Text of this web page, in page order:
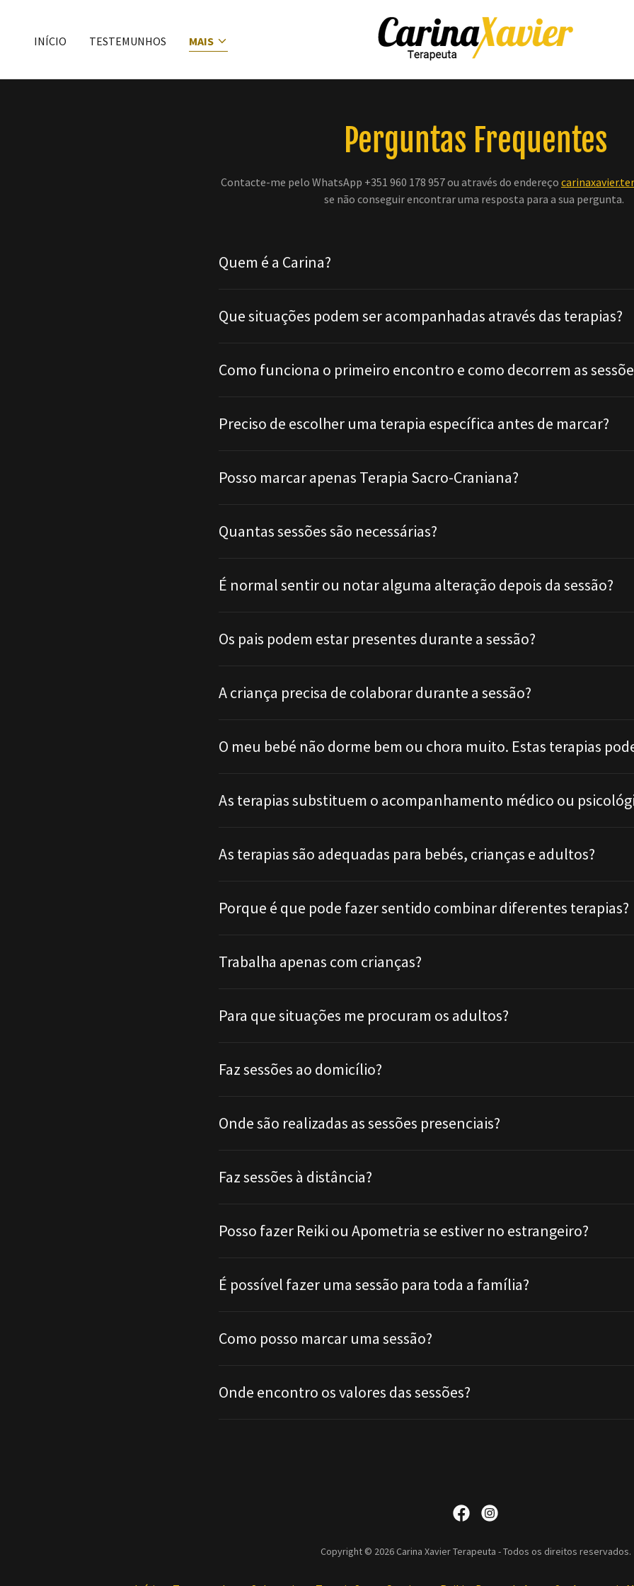
INÍCIO TESTEMUNHOS MAIS
Perguntas Frequentes
Contacte-me pelo WhatsApp +351 960 178 957 ou através do endereço
se não conseguir encontrar uma resposta para a sua pergunta.
Quem é a Carina?
Que situações podem ser acompanhadas através das terapias?
Como funciona o primeiro encontro e como decorrem as
Preciso de escolher uma terapia específica antes de marcar?
Posso marcar apenas Terapia Sacro-Craniana?
Quantas sessões são necessárias?
É normal sentir ou notar alguma alteração depois da sessão?
Os pais podem estar presentes durante a sessão?
A criança precisa de colaborar durante a sessão?
O meu bebé não dorme bem ou chora muito. Estas terapias
As terapias substituem o acompanhamento médico ou
As terapias são adequadas para bebés, crianças e adultos?
Porque é que pode fazer sentido combinar diferentes terapias?
Trabalha apenas com crianças?
Para que situações me procuram os adultos?
Faz sessões ao domicílio?
Onde são realizadas as sessões presenciais?
Faz sessões à distância?
Posso fazer Reiki ou Apometria se estiver no estrangeiro?
É possível fazer uma sessão para toda a família?
Como posso marcar uma sessão?
Onde encontro os valores das sessões?
Copyright © 2026 Carina Xavier Terapeuta - Todos os direitos reservados.